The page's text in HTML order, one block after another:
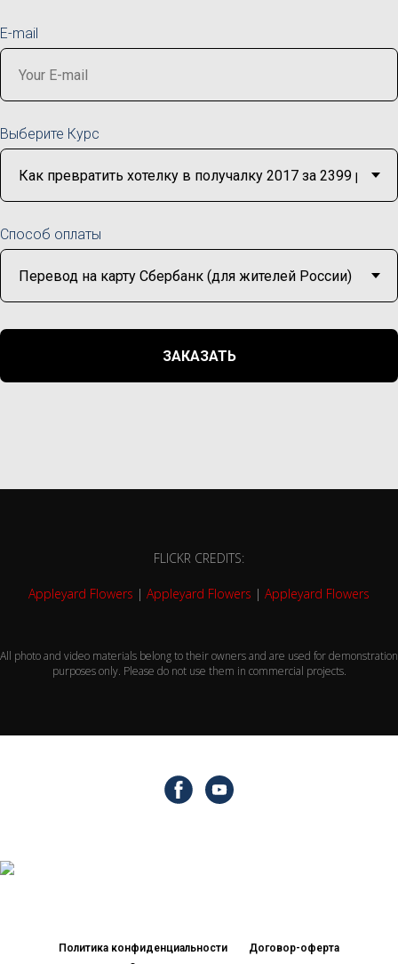
E-mail
Выберите Курс
Способ оплаты
ЗАКАЗАТЬ
FLICKR CREDITS:
Appleyard Flowers | Appleyard Flowers | Appleyard Flowers
All photo and video materials belong to their owners and are used for demonstration
purposes only. Please do not use them in commercial projects.
Политика конфиденциальности
Договор-оферта